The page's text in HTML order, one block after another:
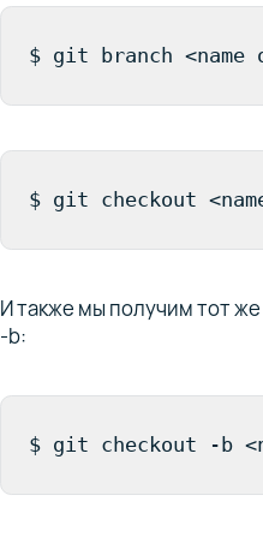
$ git branch <name
$ git checkout
И также мы получим тот
-b:
$ git checkout -b